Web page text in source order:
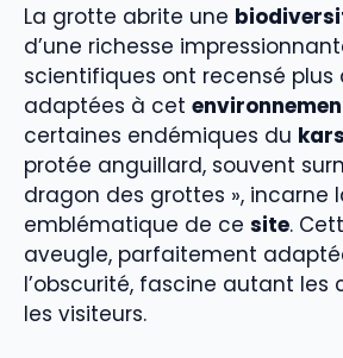
La grotte abrite une
d’une richesse
scientifiques ont recensé plus
adaptées à cet
certaines endémiques du
protée anguillard, souvent
dragon des grottes », incarne
emblématique de ce site.
aveugle, parfaitement
l’obscurité, fascine autant les
les visiteurs.